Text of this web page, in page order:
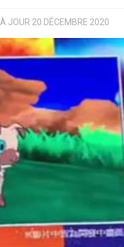
À JOUR 20 DÉCEMBRE 2020